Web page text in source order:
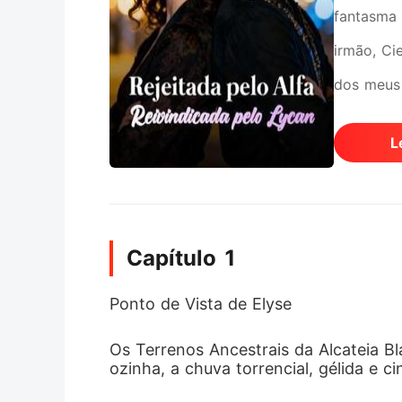
irmão,
dos
Quando
Mas
Capítulo 1
Ponto de Vista de Elyse
Os Terrenos Ancestrais da Alcateia
ozinha, a chuva torrencial, gélida e